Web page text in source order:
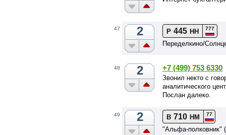
47 2 Р 445 НН 777
Переделкино/
48 2 +7 (499) 753 6330
Звонил некто с
аналитического
Послан далеко.
49 2 В 710 НМ 77
"Альфа-полковник"